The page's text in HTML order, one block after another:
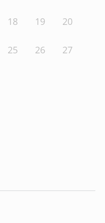
18 19 20
25 26 27